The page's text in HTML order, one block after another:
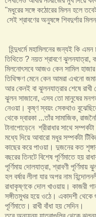
"মধুরের সঙ্গে কঠোরের মিলন হলে
সেই শ্রাবণের অনুষঙ্গে শিবদুর্গার
হিন্দুধর্মে মহামিলনের জন্য‌ই কি
তিথিতে ? নয়ত শ্রাবণে ঝুলনযাত্রা,
মিলনোৎসবে আজও কেন সামিল
তিথিক্ষণ মেনে কেন আমরা এখনো
আর কেন‌ই বা ঝুলনযাত্রার শেষে রাখী
ঝুলন সাজানো, এসব তো মানুষের
নেওয়া। কৃষ্ণ স্বয়ং সেকথাও
থেকে দ্বারকা ...তাঁর সামাজিক,
টানাপোড়েনে শ্রীরাধার সাথে
মধ্যে দিয়ে আবারো মধুর সম্পর্কটা
কাছের করে পাওয়া। দুজনের কত
বছরের তিনটে বিশেষ পূর্ণিমাতে হয়
পূর্ণিমায় দোলযাত্রা, শ্রাবণী
হল বর্ষার লীলা যার অপর নাম
রাধাকৃষ্ণকে দোল খাওয়ায়। কাজরী
সঙ্গীতমুখর হয়ে ওঠে। একাদশী
পূর্ণিমাতে। রাখী বাঁধা হয় সেদিন।